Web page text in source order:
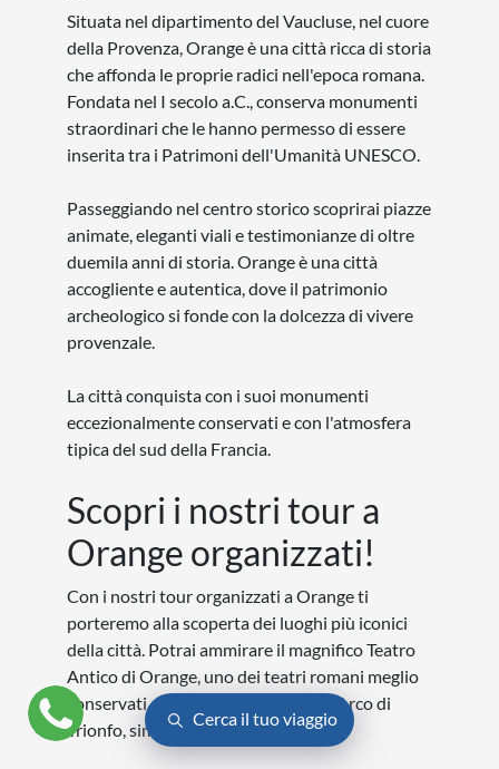
Situata nel dipartimento del Vaucluse, nel cuore
della Provenza, Orange è una città ricca di storia
che affonda le proprie radici nell'epoca romana.
Fondata nel I secolo a.C., conserva monumenti
straordinari che le hanno permesso di essere
inserita tra i Patrimoni dell'Umanità UNESCO.
Passeggiando nel centro storico scoprirai piazze
animate, eleganti viali e testimonianze di oltre
duemila anni di storia. Orange è una città
accogliente e autentica, dove il patrimonio
archeologico si fonde con la dolcezza di vivere
provenzale.
La città conquista con i suoi monumenti
eccezionalmente conservati e con l'atmosfera
tipica del sud della Francia.
Scopri i nostri tour a
Orange organizzati!
Con i nostri tour organizzati a Orange ti
porteremo alla scoperta dei luoghi più iconici
della città. Potrai ammirare il magnifico Teatro
Antico di Orange, uno dei teatri romani meglio
conservati al mondo, e l'imponente Arco di
Trionfo, simbolo della città.
Cerca il tuo viaggio